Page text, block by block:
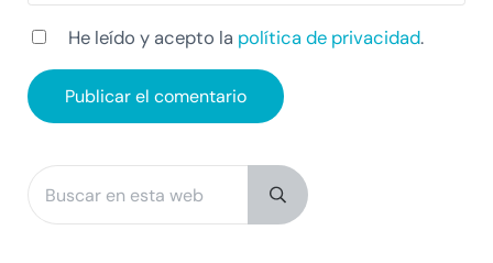
He leído y acepto la política de privacidad.
Sidebar
Submit search